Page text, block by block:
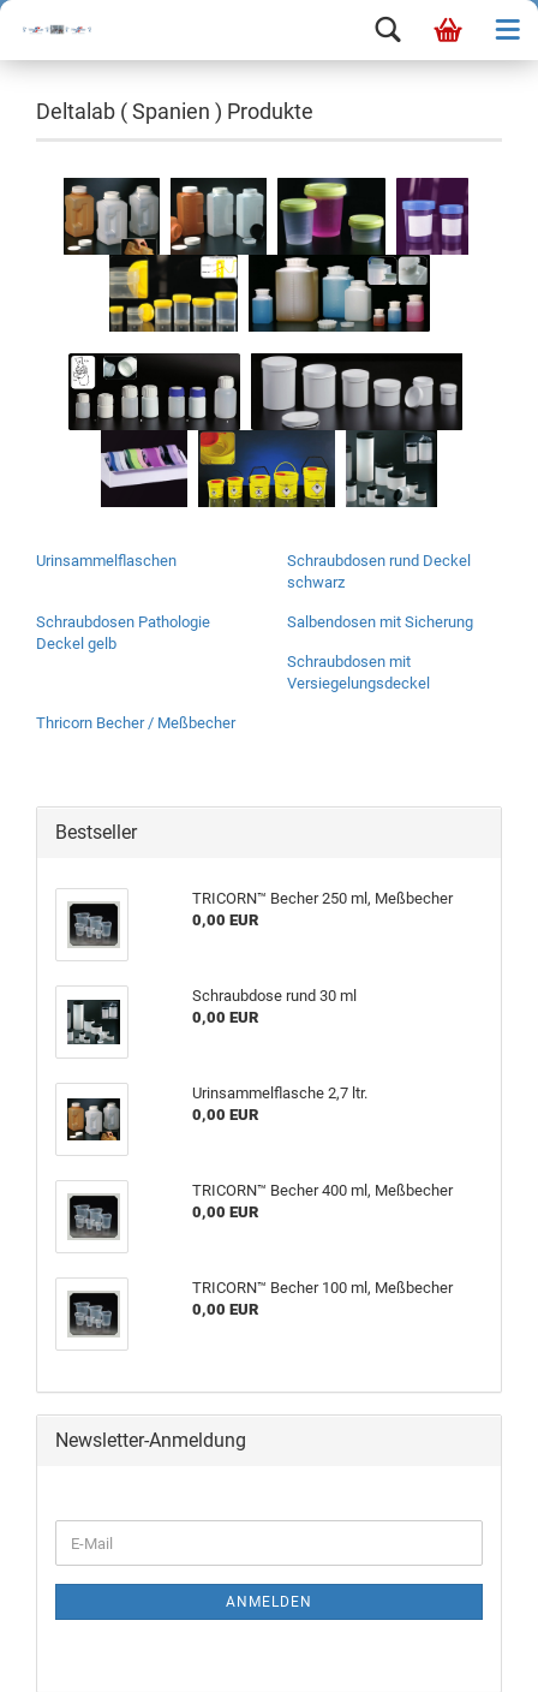
Deltalab ( Spanien ) Produkte
Urinsammelflaschen
Schraubdosen rund Deckel
schwarz
Schraubdosen Pathologie
Deckel gelb
Salbendosen mit Sicherung
Schraubdosen mit
Versiegelungsdeckel
Thricorn Becher / Meßbecher
Bestseller
TRICORN™ Becher 250 ml, Meßbecher
0,00 EUR
Schraubdose rund 30 ml
0,00 EUR
Urinsammelflasche 2,7 ltr.
0,00 EUR
TRICORN™ Becher 400 ml, Meßbecher
0,00 EUR
TRICORN™ Becher 100 ml, Meßbecher
0,00 EUR
Newsletter-Anmeldung
ANMELDEN